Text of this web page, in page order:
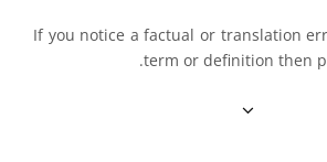
If you notice a factual or translation
term or definition then
.